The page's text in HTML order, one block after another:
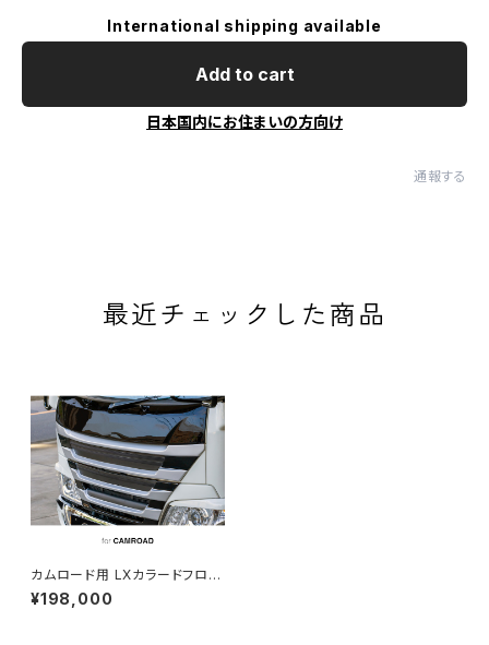
International shipping available
Add to cart
日本国内にお住まいの方向け
通報する
最近チェックした商品
カムロード用 LXカラードフロン
トフェイスマスク ※塗装済み品
¥198,000